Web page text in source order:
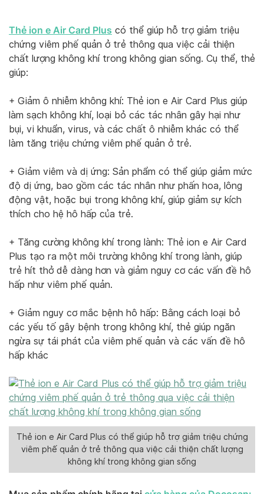
Thẻ ion e Air Card Plus có thể giúp hỗ trợ giảm triệu
chứng viêm phế quản ở trẻ thông qua việc cải thiện
chất lượng không khí trong không gian sống. Cụ thể, thẻ
giúp:
+ Giảm ô nhiễm không khí: Thẻ ion e Air Card Plus giúp
làm sạch không khí, loại bỏ các tác nhân gây hại như
bụi, vi khuẩn, virus, và các chất ô nhiễm khác có thể
làm tăng triệu chứng viêm phế quản ở trẻ.
+ Giảm viêm và dị ứng: Sản phẩm có thể giúp giảm mức
độ dị ứng, bao gồm các tác nhân như phấn hoa, lông
động vật, hoặc bụi trong không khí, giúp giảm sự kích
thích cho hệ hô hấp của trẻ.
+ Tăng cường không khí trong lành: Thẻ ion e Air Card
Plus tạo ra một môi trường không khí trong lành, giúp
trẻ hít thở dễ dàng hơn và giảm nguy cơ các vấn đề hô
hấp như viêm phế quản.
+ Giảm nguy cơ mắc bệnh hô hấp: Bằng cách loại bỏ
các yếu tố gây bệnh trong không khí, thẻ giúp ngăn
ngừa sự tái phát của viêm phế quản và các vấn đề hô
hấp khác
Thẻ ion e Air Card Plus có thể giúp hỗ trợ giảm triệu chứng
viêm phế quản ở trẻ thông qua việc cải thiện chất lượng
không khí trong không gian sống